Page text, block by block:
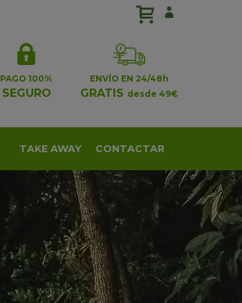
PAGO 100%
SEGURO
ENVÍO EN 24/48h
GRATIS desde 49€
TAKE AWAY CONTACTAR